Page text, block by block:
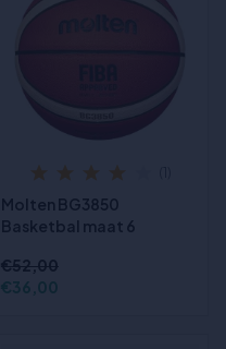
Molten BG3850
Basketbal maat 6
€52,00
€36,00